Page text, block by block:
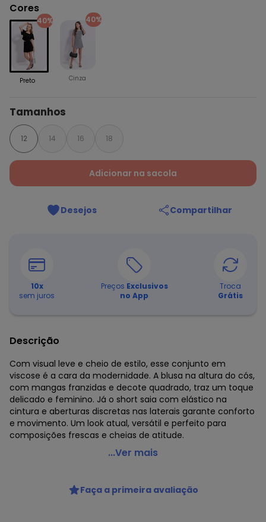
Cores
40%
Preto
40%
Cinza
Tamanhos
12 14 16 18
Adicionar na sacola
Desejos Compartilhar
10x
sem juros
Preços Exclusivos
no App
Troca
Grátis
Descrição
Com visual leve e cheio de estilo, esse conjunto em
viscose é a cara da modernidade. A blusa na altura do cós,
com mangas franzidas e decote quadrado, traz um toque
delicado e feminino. Já o short saia com elástico na
cintura e aberturas discretas nas laterais garante conforto
e movimento. Um look atual, versátil e perfeito para
composições frescas e cheias de atitude.
Cativa You - Conjunto em Viscose Preto
Comprimento da Manga: Curta
Comprimento: Curto
...Ver mais
Faça a primeira avaliação